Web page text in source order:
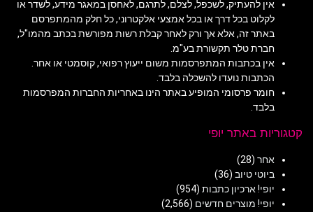
אין להעתיק, לשכפל, לצלם, לתרגם, לאחסן במאגר מידע, לשדר או
לקלוט בכל דרך או בכל אמצעי אלקטרוני, כל חלק מהמתפרסם
באתר זה, אלא אך ורק לאחר קבלת רשות מפורשת בכתב מהמו"ל,
חברת טלר תקשורת בע"מ.
אין בכתבות המתפרסמות משום ייעוץ רפואי, קוסמטי או אחר.
הכתבות נועדו להשכלה בלבד.
חומר פרסומי המופיע באתר הינו באחריות החברות המפרסמות
בלבד.
קטגוריות באתר יופי
אחר (28)
ביוטי טיוב (36)
יופי! ארכיון כתבות (954)
יופי! מוצרים חדשים (2,566)